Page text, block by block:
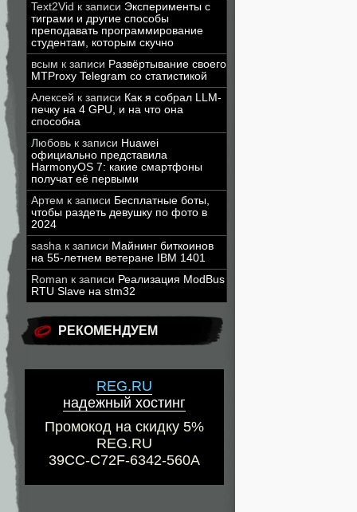
Text2Vid к записи Эксперименты с
тиграми и другие способы
преподавать программирование
студентам, которым скучно
всым к записи Развёртывание своего
MTProxy Telegram со статистикой
Алексей к записи Как я собрал LLM-
печку на 4 GPU, и на что она
способна
Любовь к записи Huawei
официально представила
HarmonyOS 7: какие смартфоны
получат её первыми
Артем к записи Бесплатные боты,
чтобы раздеть девушку по фото в
2024
sasha к записи Майнинг биткоинов
на 55-летнем ветеране IBM 1401
Roman к записи Реализация ModBus
RTU Slave на stm32
РЕКОМЕНДУЕМ
REG.RU
надежный хостинг
Промокод на скидку 5%
REG.RU
39CC-C72F-6342-560A